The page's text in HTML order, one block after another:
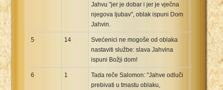
Jahvu "jer je dobar i jer je vječna
njegova ljubav", oblak ispuni Dom
Jahvin.
5 14
Svećenici ne mogoše od oblaka
nastaviti službe: slava Jahvina
ispuni Božji dom!
6 1
Tada reče Salomon: "Jahve odluči
prebivati u tmastu oblaku,